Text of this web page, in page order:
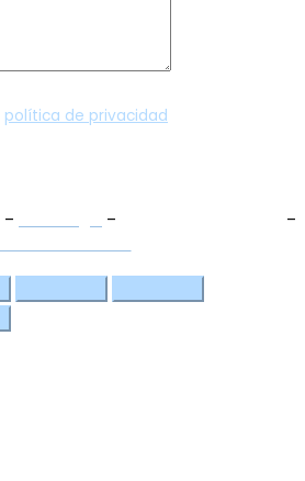
política de privacidad
– –
–